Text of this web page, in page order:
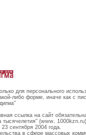
для персонального
либо форме, иначе как с
ссылка на сайт
тысячелетия" (www. 1000kzn.ru)
сентября 2004 года.
в сфере массовых